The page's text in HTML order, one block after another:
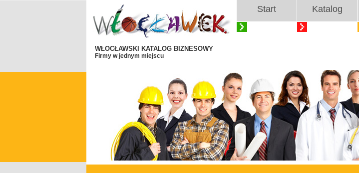
WŁOCŁAWSKI KATALOG BIZNESOWY
Firmy w jednym miejscu
Start Katalog